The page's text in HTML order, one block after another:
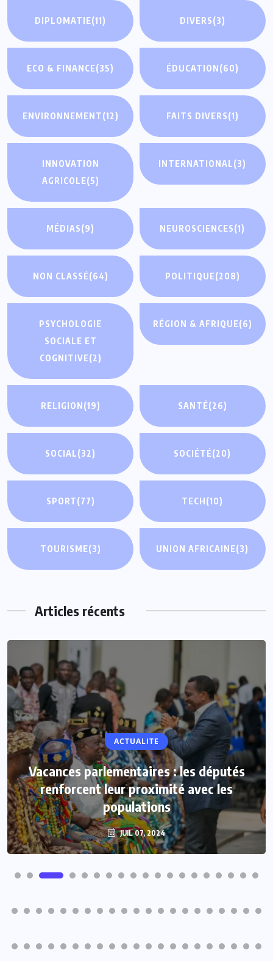
DIPLOMATIE(11) DIVERS(3)
ECO & FINANCE(35) ÉDUCATION(60)
ENVIRONNEMENT(12) FAITS DIVERS(1)
INNOVATION
AGRICOLE(5)
INTERNATIONAL(3)
MÉDIAS(9) NEUROSCIENCES(1)
NON CLASSÉ(64) POLITIQUE(208)
PSYCHOLOGIE
SOCIALE ET
COGNITIVE(2)
RÉGION & AFRIQUE(6)
RELIGION(19) SANTÉ(26)
SOCIAL(32) SOCIÉTÉ(20)
SPORT(77) TECH(10)
TOURISME(3) UNION AFRICAINE(3)
Articles récents
ACTUALITE
Vacances parlementaires : les députés
renforcent leur proximité avec les
populations
JUIL 07, 2024